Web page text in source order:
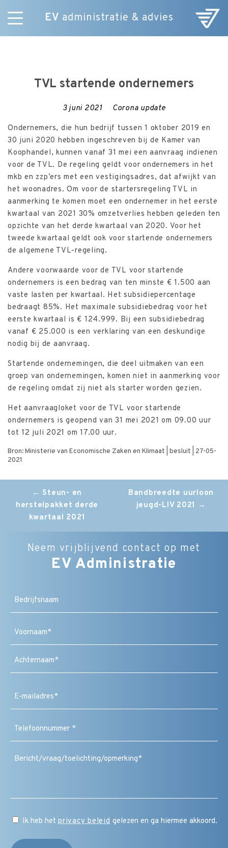
EV administratie & advies
Skip
TVL startende ondernemers
3 juni 2021 Corona update
Ondernemers, die hun bedrijf tussen 1 oktober 2019 en
30 juni 2020 hebben ingeschreven bij de Kamer van
Koophandel, kunnen vanaf 31 mei een aanvraag indienen
voor de TVL. De regeling geldt voor ondernemers in het
mkb en zzp’ers met een vestigingsadres, dat afwijkt van
het woonadres. Om voor de startersregeling TVL in
aanmerking te komen moet een ondernemer in het eerste
kwartaal van 2021 30% omzetverlies hebben geleden ten
opzichte van het derde kwartaal van 2020. Voor het
tweede kwartaal geldt ook voor startende ondernemers
de algemene TVL-regeling.
Andere voorwaarde voor de TVL voor startende
ondernemers is een bedrag van ten minste € 1.500 aan
vaste lasten per kwartaal. Het subsidiepercentage
bedraagt 85%. Het maximale subsidiebedrag voor het
eerste kwartaal is € 124.999. Bij een subsidiebedrag
vanaf € 25.000 is een verklaring van een deskundige
nodig bij de aanvraag.
Startende ondernemingen, die deel uitmaken van een
groep van ondernemingen, komen niet in aanmerking voor
de regeling omdat zij niet als starter worden gezien.
Het aanvraagloket voor de TVL voor startende
ondernemers is geopend van 31 mei 2021 om 09.00 uur
tot 12 juli 2021 om 17.00 uur.
Bron: Ministerie van Economische Zaken en Klimaat | besluit | 27-05-
2021
Post
navigation
← Steun- en
herstelpakket derde
kwartaal 2021
Bandbreedte uurloon
jeugd-LIV 2021 →
Neem vrijblijvend contact op met
EV Administratie
(Vereist)
Bericht
/
opmerking
(Vereist)
Instemming
Ik heb het privacy beleidgelezen en ga hiermee akkoord.